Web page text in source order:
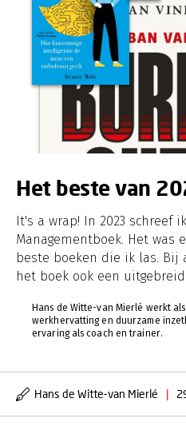
Het beste van
It's a wrap! In 2023 schreef
Managementboek. Het was
beste boeken die ik las. Bij
het boek ook een
Hans de Witte-van Mierlé werkt
werkhervatting en duurzame
ervaring als coach en trainer.
Hans de Witte-van Mierlé |